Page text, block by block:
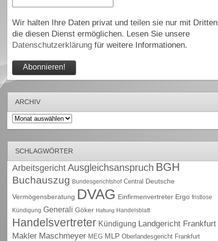
Wir halten Ihre Daten privat und teilen sie nur mit
die diesen Dienst ermöglichen. Lesen Sie unsere
Datenschutzerklärungfür weitere Informationen.
ARCHIV
Archiv
SCHLAGWÖRTER
Arbeitsgericht Ausgleichsanspruch BGH
Buchauszug Bundesgerichtshof Central Deutsche
Vermögensberatung DVAG Einfirmenvertreter Ergo fristlose
Kündigung Generali Göker Haftung Handelsblatt
Handelsvertreter Kündigung Landgericht Frankfurt
Makler Maschmeyer MEG MLP Oberlandesgericht Frankfurt